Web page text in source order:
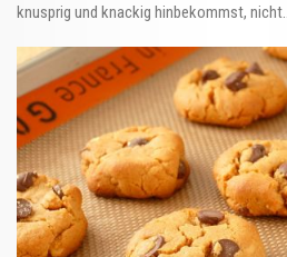
knusprig und knackig hinbekommst, nicht...